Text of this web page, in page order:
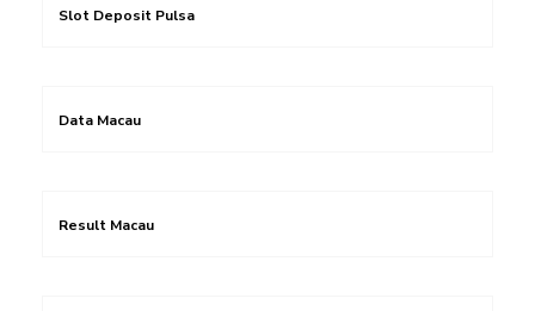
Slot Deposit Pulsa
Data Macau
Result Macau